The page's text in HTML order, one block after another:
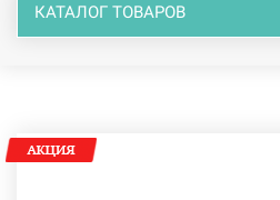
КАТАЛОГ ТОВАРОВ